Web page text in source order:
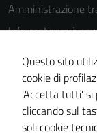
Amministrazione
Informativa privacy
Cookie Policy
Note legali
Dichiarazione di
Piano di
Questo sito
cookie di
'Accetta tutti' si
cliccando sul
soli cookie